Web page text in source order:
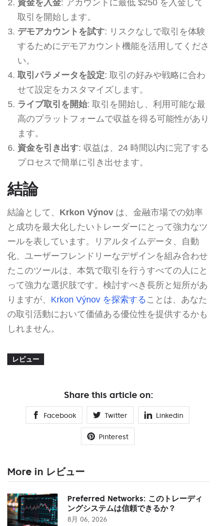
資金を入金: アカウントに最低 $250 を入金して
取引を開始します。
デモアカウントを試す: リスクなしで取引を体験
するためにデモアカウント機能を活用してくださ
い。
取引パラメータを設定: 取引の好みや戦略に合わ
せて設定をカスタマイズします。
ライブ取引を開始: 取引を開始し、利用可能な最
高のプラットフォームで収益を得る可能性があり
ます。
資金を引き出す: 収益は、24 時間以内に完了する
プロセスで簡単に引き出せます。
結論
結論として、 Krkon Výnov は、金融市場での効率
と成功を最大化したいトレーダーにとって強力なツ
ールを表しています。リアルタイムデータ、自動
化、ユーザーフレンドリーなデザインを組み合わせ
たこのツールは、本気で取引を行うすべての人にと
って強力な選択肢です。検討すべき長所と短所があ
りますが、 Krkon Výnov を探索する ことは、あなた
の取引活動において価値ある優位性を提供するかも
しれません。
レビュー
Share this article on:
Facebook Twitter Linkedin
Pinterest
More in レビュー
Preferred Networks: このトレーディ
ングシステムは信頼できるか？
8月 06, 2026